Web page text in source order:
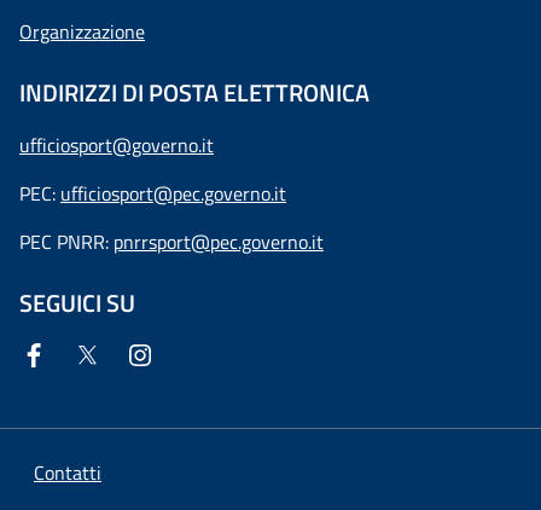
Organizzazione
INDIRIZZI DI POSTA ELETTRONICA
ufficiosport@governo.it
PEC: ufficiosport@pec.governo.it
PEC PNRR: pnrrsport@pec.governo.it
SEGUICI SU
Contatti